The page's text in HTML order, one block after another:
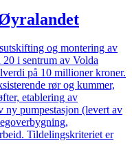
og montering av
20 i sentrum av Volda
på 10 millioner kroner.
rør og kummer,
etablering av
pumpestasjon (levert av
Tildelingskriteriet er